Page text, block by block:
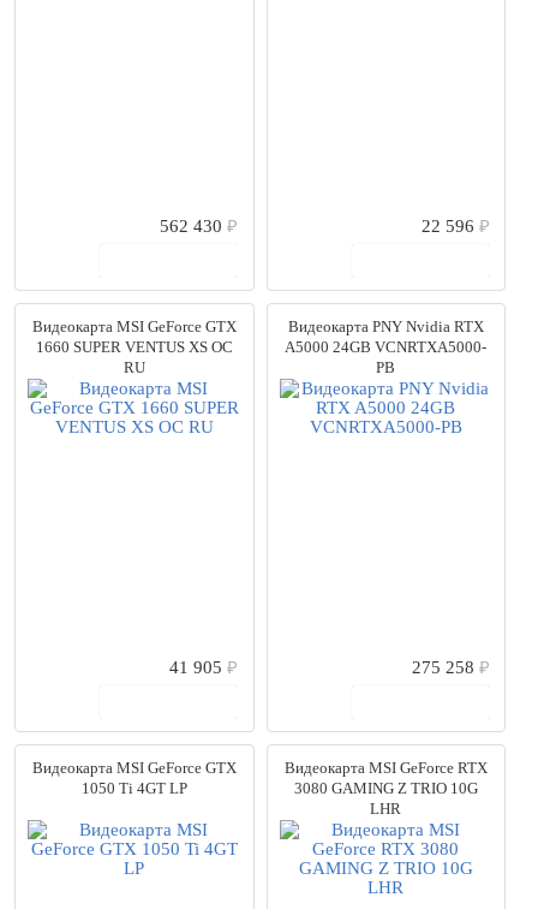
562 430₽
22 596 ₽
Видеокарта MSI GeForce GTX
1660 SUPER VENTUS XS OC
RU
41 905₽
Видеокарта PNY Nvidia RTX
A5000 24GB VCNRTXA5000-
PB
275 258 ₽
Видеокарта MSI GeForce GTX
1050 Ti 4GT LP
Видеокарта MSI GeForce RTX
3080 GAMING Z TRIO 10G
LHR